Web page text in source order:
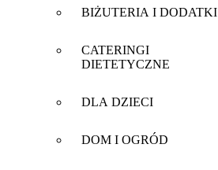
BIŻUTERIA I DODATKI
CATERINGI
DIETETYCZNE
DLA DZIECI
DOM I OGRÓD